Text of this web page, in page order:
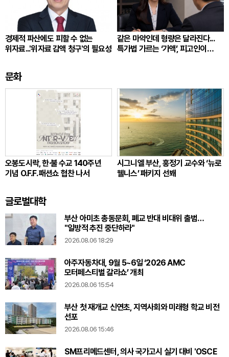
경제적 파산에도 피할 수 없는
위자료...'위자료 감액 청구'의 필요성
같은 마약인데 형량은 달라진다...
특가법 가르는 ‘가액’, 피고인이
문화
오봉도시락, 한·불 수교 140주년
기념 O.F.F. 패션쇼 협찬 나서
시그니엘 부산, 홍정기 교수와 ‘뉴로
웰니스’ 패키지 선봬
글로벌대학
부산 아미초 총동문회, 폐교 반대 비대위 출범…
"일방적 추진 중단하라"
2026.08.06 18:29
아주자동차대, 9월 5~6일 ‘2026 AMC
모터페스티벌 갈라쇼’ 개최
2026.08.06 15:54
부산 첫 재개교 신연초, 지역사회와 미래형 학교 비전
선포
2026.08.06 15:46
SM프리메드센터, 의사 국가고시 실기 대비 'OSCE